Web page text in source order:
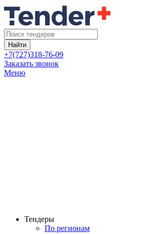
Найти
+7(727)318-76-09
Заказать звонок
Меню
Тендеры
По регионам